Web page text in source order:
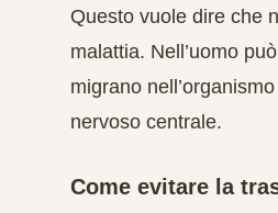
Questo vuole dire che
malattia. Nell’uomo
migrano
nervoso centrale.
Come evitare la